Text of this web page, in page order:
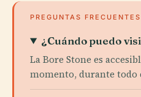
PREGUNTAS FRECUENTES
¿Cuándo puedo
La Bore Stone es
momento, durante todo